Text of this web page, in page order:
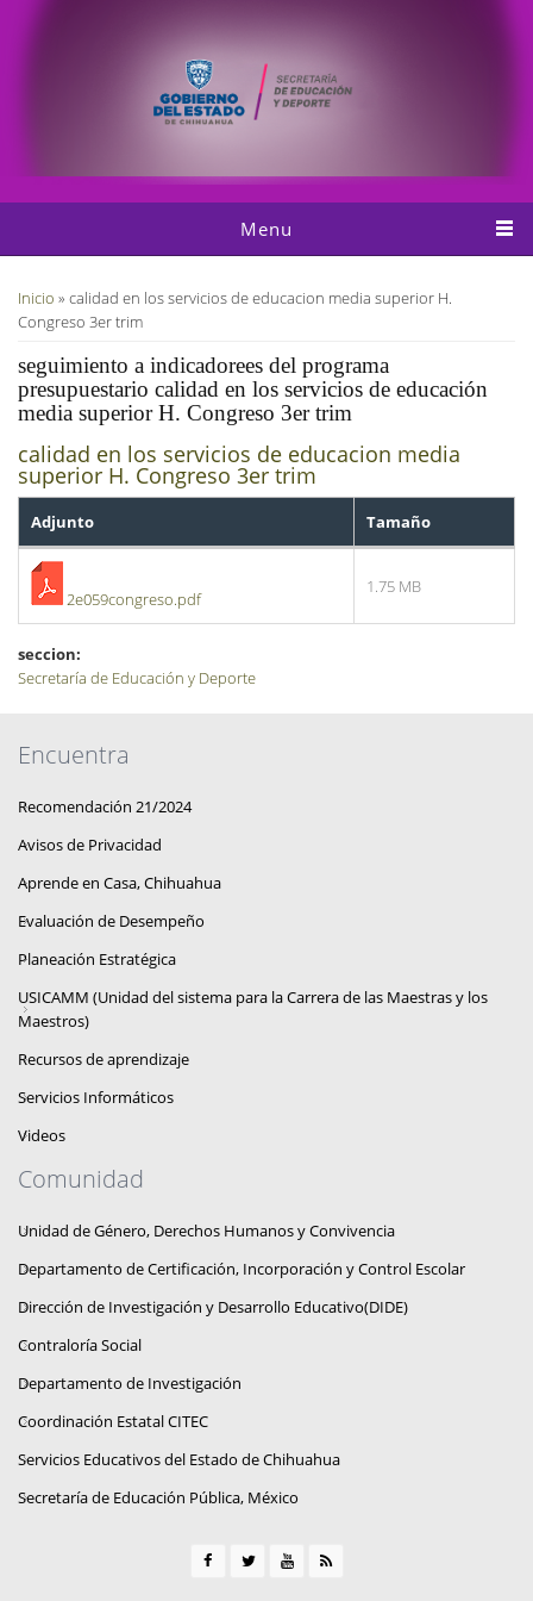
Menu
Usted está aquí
Inicio » calidad en los servicios de educacion media superior H.
Congreso 3er trim
seguimiento a indicadorees del programa
presupuestario calidad en los servicios de educación
media superior H. Congreso 3er trim
calidad en los servicios de educacion media
superior H. Congreso 3er trim
Adjunto Tamaño
2e059congreso.pdf
1.75 MB
seccion:
Secretaría de Educación y Deporte
Encuentra
Recomendación 21/2024
Avisos de Privacidad
Aprende en Casa, Chihuahua
Evaluación de Desempeño
Planeación Estratégica
USICAMM (Unidad del sistema para la Carrera de las Maestras y los
Maestros)
Recursos de aprendizaje
Servicios Informáticos
Videos
Comunidad
Unidad de Género, Derechos Humanos y Convivencia
Departamento de Certificación, Incorporación y Control Escolar
Dirección de Investigación y Desarrollo Educativo(DIDE)
Contraloría Social
Departamento de Investigación
Coordinación Estatal CITEC
Servicios Educativos del Estado de Chihuahua
Secretaría de Educación Pública, México